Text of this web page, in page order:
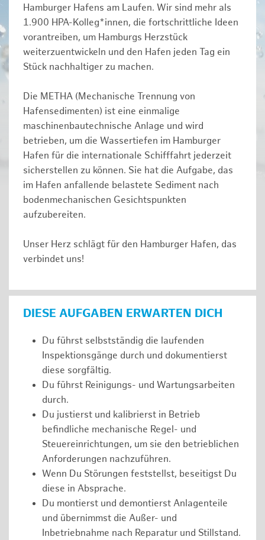
Hamburger Hafens am Laufen. Wir sind mehr als
1.900 HPA-Kolleg*innen, die fortschrittliche Ideen
vorantreiben, um Hamburgs Herzstück
weiterzuentwickeln und den Hafen jeden Tag ein
Stück nachhaltiger zu machen.
Die METHA (Mechanische Trennung von
Hafensedimenten) ist eine einmalige
maschinenbautechnische Anlage und wird
betrieben, um die Wassertiefen im Hamburger
Hafen für die internationale Schifffahrt jederzeit
sicherstellen zu können. Sie hat die Aufgabe, das
im Hafen anfallende belastete Sediment nach
bodenmechanischen Gesichtspunkten
aufzubereiten.
Unser Herz schlägt für den Hamburger Hafen, das
verbindet uns!
DIESE AUFGABEN ERWARTEN DICH
Du führst selbstständig die laufenden
Inspektionsgänge durch und dokumentierst
diese sorgfältig.
Du führst Reinigungs- und Wartungsarbeiten
durch.
Du justierst und kalibrierst in Betrieb
befindliche mechanische Regel- und
Steuereinrichtungen, um sie den betrieblichen
Anforderungen nachzuführen.
Wenn Du Störungen feststellst, beseitigst Du
diese in Absprache.
Du montierst und demontierst Anlagenteile
und übernimmst die Außer- und
Inbetriebnahme nach Reparatur und Stillstand.